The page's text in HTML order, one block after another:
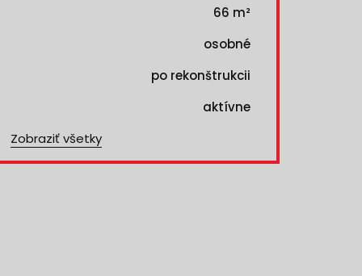
66 m²
osobné
po rekonštrukcii
aktívne
Zobraziť všetky